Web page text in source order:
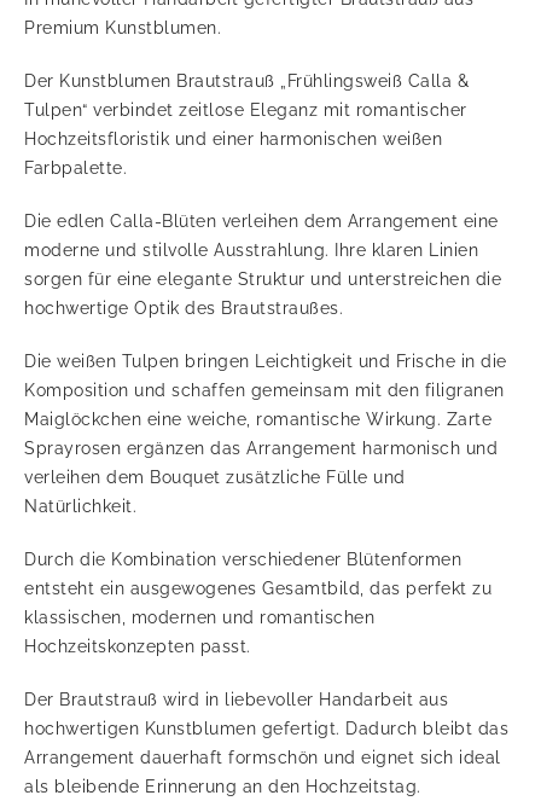
Premium Kunstblumen.
Der Kunstblumen Brautstrauß „Frühlingsweiß Calla &
Tulpen“ verbindet zeitlose Eleganz mit romantischer
Hochzeitsfloristik und einer harmonischen weißen
Farbpalette.
Die edlen Calla-Blüten verleihen dem Arrangement eine
moderne und stilvolle Ausstrahlung. Ihre klaren Linien
sorgen für eine elegante Struktur und unterstreichen die
hochwertige Optik des Brautstraußes.
Die weißen Tulpen bringen Leichtigkeit und Frische in die
Komposition und schaffen gemeinsam mit den filigranen
Maiglöckchen eine weiche, romantische Wirkung. Zarte
Sprayrosen ergänzen das Arrangement harmonisch und
verleihen dem Bouquet zusätzliche Fülle und
Natürlichkeit.
Durch die Kombination verschiedener Blütenformen
entsteht ein ausgewogenes Gesamtbild, das perfekt zu
klassischen, modernen und romantischen
Hochzeitskonzepten passt.
Der Brautstrauß wird in liebevoller Handarbeit aus
hochwertigen Kunstblumen gefertigt. Dadurch bleibt das
Arrangement dauerhaft formschön und eignet sich ideal
als bleibende Erinnerung an den Hochzeitstag.